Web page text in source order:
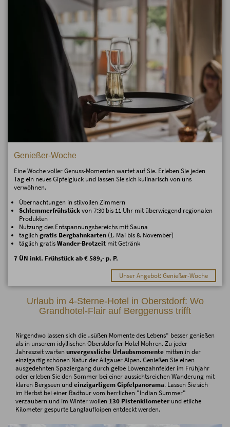
Genießer-Woche
Eine Woche voller Genuss-Momenten wartet auf Sie. Erleben Sie jeden
Tag ein neues Gipfelglück und lassen Sie sich kulinarisch von uns
verwöhnen.
Übernachtungen in stilvollen Zimmern
Schlemmerfrühstückvon 7:30 bis 11 Uhr mit überwiegend regionalen
Produkten
Nutzung des Entspannungsbereichs mit Sauna
täglich gratis Bergbahnkarten (1. Mai bis 8. November)
täglich gratisWander-Brotzeit mit Getränk
7 ÜN inkl. Frühstück ab € 589,- p. P.
Unser Angebot: Genießer-Woche
Urlaub im 4-Sterne-Hotel in Oberstdorf: Wo
Grandhotel-Flair auf Berggenuss trifft
Nirgendwo lassen sich die „süßen Momente des Lebens“ besser genießen
als in unserem idyllischen Oberstdorfer Hotel Mohren. Zu jeder
Jahreszeit warten unvergessliche Urlaubsmomente mitten in der
einzigartig schönen Natur der Allgäuer Alpen. Genießen Sie einen
ausgedehnten Spaziergang durch gelbe Löwenzahnfelder im Frühjahr
oder erleben Sie den Sommer bei einer aussichtsreichen Wanderung mit
klaren Bergseen undeinzigartigem Gipfelpanorama. Lassen Sie sich
im Herbst bei einer Radtour vom herrlichen "Indian Summer"
verzaubern und im Winter wollen 130 Pistenkilometer und etliche
Kilometer gespurte Langlaufloipen entdeckt werden.